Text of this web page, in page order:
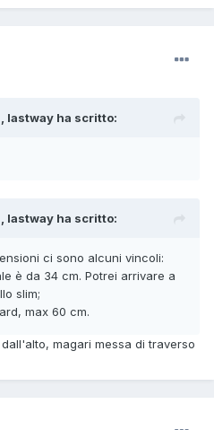
lastway ha scritto:
lastway ha scritto:
ci sono alcuni vincoli:
è da 34 cm. Potrei arrivare a
slim;
max 60 cm.
magari messa di traverso